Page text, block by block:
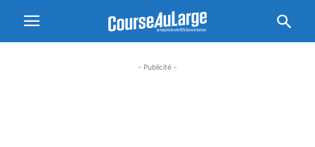
- Publicité -